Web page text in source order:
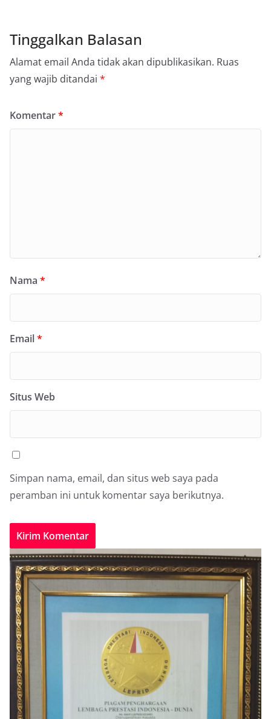
Tinggalkan Balasan
Alamat email Anda tidak akan dipublikasikan. Ruas
yang wajib ditandai *
Komentar*
Nama *
Email*
Situs Web
Simpan nama, email, dan situs web saya pada
peramban ini untuk komentar saya berikutnya.